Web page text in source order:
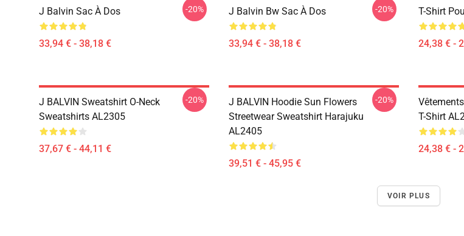
J Balvin Sac À Dos
33,94 € - 38,18 €
-20% J Balvin Bw Sac À Dos
33,94 € - 38,18 €
-20% T-Shirt
24,38 € -
J BALVIN Sweatshirt O-Neck
Sweatshirts AL2305
37,67 € - 44,11 €
-20%
J BALVIN Hoodie Sun Flowers
Streetwear Sweatshirt Harajuku
AL2405
39,51 € - 45,95 €
-20%
T-Shirt
24,38 € -
VOIR PLUS